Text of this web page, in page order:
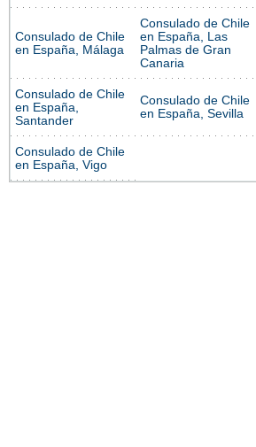
Consulado de Chile
en España, Málaga
Consulado de Chile
en España, Las
Palmas de Gran
Canaria
Consulado de Chile
en España,
Santander
Consulado de Chile
en España, Sevilla
Consulado de Chile
en España, Vigo